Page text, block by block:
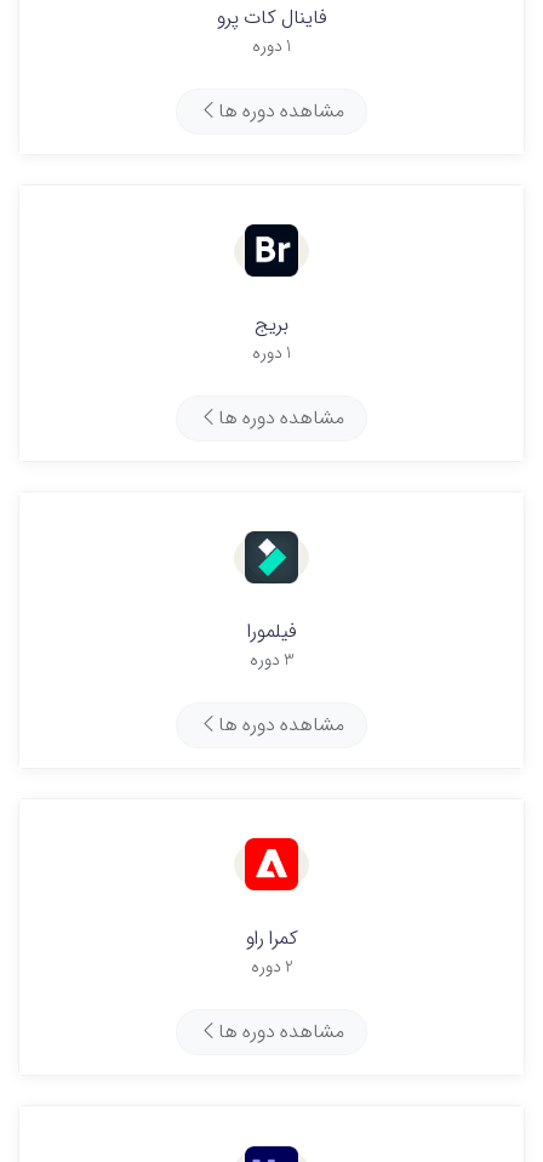
فاینال کات پرو
1 دوره
مشاهده دوره ها
بریج
1 دوره
مشاهده دوره ها
فیلمورا
3 دوره
مشاهده دوره ها
کمرا راو
2 دوره
مشاهده دوره ها